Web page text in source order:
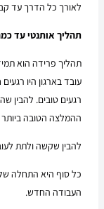
לאורך כל הדרך עד
תהליך אותנטי עד
תהליך פרידה הוא
עובד בארגון היו
רגעים טובים. להבין
ההמלצה הטובה
להבין שקשה ולתת
כל סוף היא התחלה
העבודה החדש.